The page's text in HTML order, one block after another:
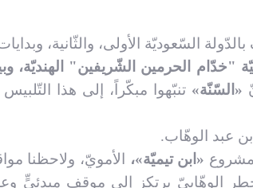
السّعوديّة الأولى، والثّانية، وبدايات
"خدّام الحرمين الشّريفين" الهنديّة،
«السّنّة» تنبّهوا مبكّراً، إلى هذا
عبد الوهّاب.
«ابن تيميّة»، الأمويّ، ولاحظنا
الوهّابيّ يرتكز إلى موقفٍ مبدئيٍّ
العولمة، والإرهاب
العـدد الثالث و العشرون
من مجلة شعائر
لَوْلا